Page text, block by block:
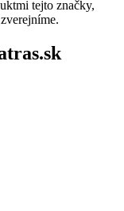
tejto značky,